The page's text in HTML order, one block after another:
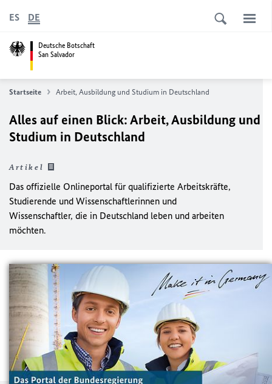
Deutsche Botschaft
San Salvador
ES DE
Startseite Arbeit, Ausbildung und Studium in Deutschland
Alles auf einen Blick: Arbeit, Ausbildung und
Studium in Deutschland
Artikel
Das offizielle Onlineportal für qualifizierte Arbeitskräfte,
Studierende und Wissenschaftlerinnen und
Wissenschaftler, die in Deutschland leben und arbeiten
möchten.